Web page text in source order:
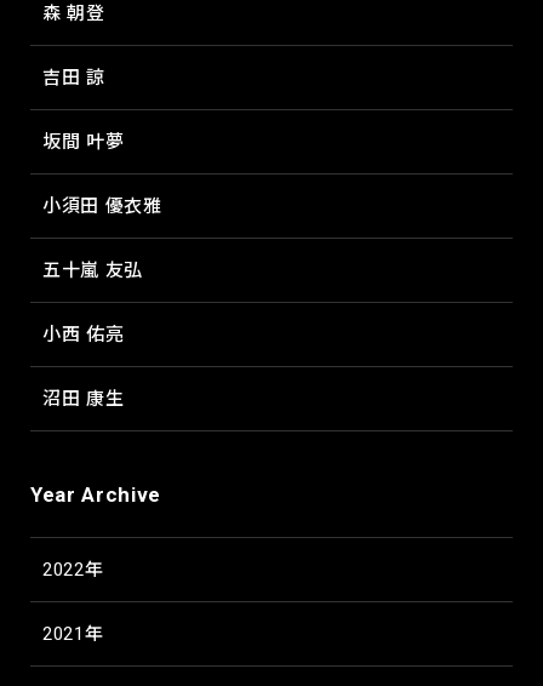
森 朝登
吉田 諒
坂間 叶夢
小須田 優衣雅
五十嵐 友弘
小西 佑亮
沼田 康生
Year Archive
2022年
2021年